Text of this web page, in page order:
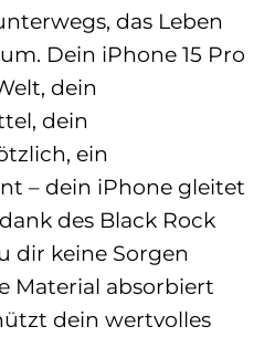
das Leben
Dein iPhone 15 Pro
dein
dein
ein
– dein iPhone gleitet
des Black Rock
dir keine Sorgen
Material absorbiert
dein wertvolles